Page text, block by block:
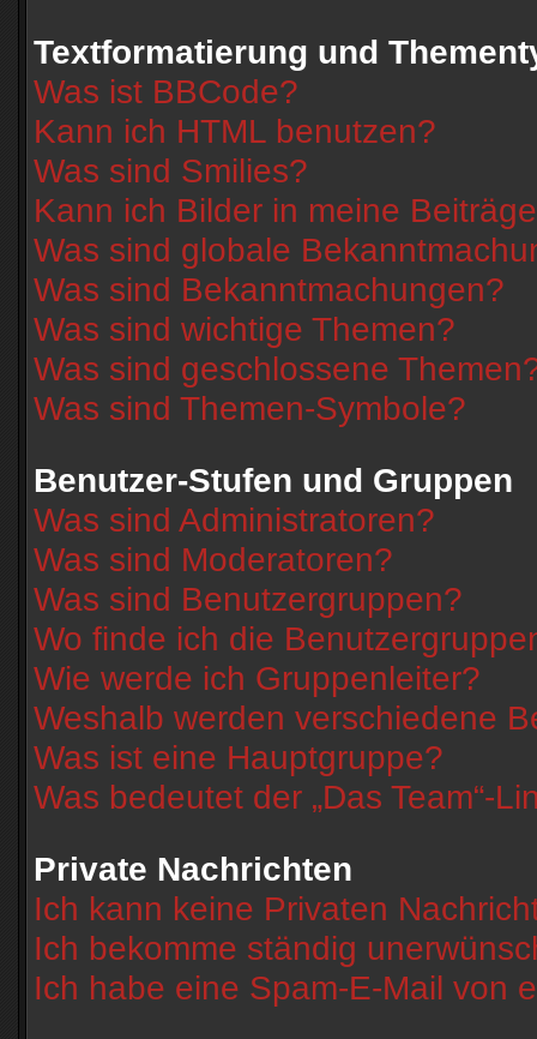
Textformatierung und
Was ist BBCode?
Kann ich HTML benutzen?
Was sind Smilies?
Kann ich Bilder in meine
Was sind globale
Was sind Bekanntmachungen?
Was sind wichtige Themen?
Was sind geschlossene
Was sind Themen-Symbole?
Benutzer-Stufen und Gruppen
Was sind Administratoren?
Was sind Moderatoren?
Was sind Benutzergruppen?
Wo finde ich die
Wie werde ich Gruppenleiter?
Weshalb werden verschiedene
Was ist eine Hauptgruppe?
Was bedeutet der „Das Team“-
Private Nachrichten
Ich kann keine Privaten
Ich bekomme ständig
Ich habe eine Spam-E-Mail von